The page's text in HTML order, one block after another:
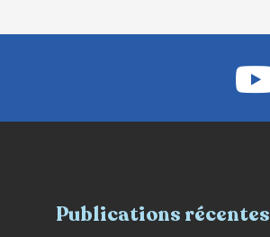
Publications récentes